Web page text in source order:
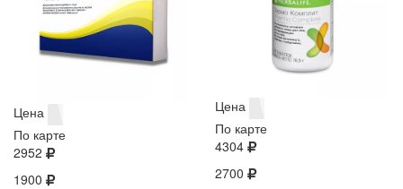
Цена
По карте
2952
1900
Цена
По карте
4304
2700